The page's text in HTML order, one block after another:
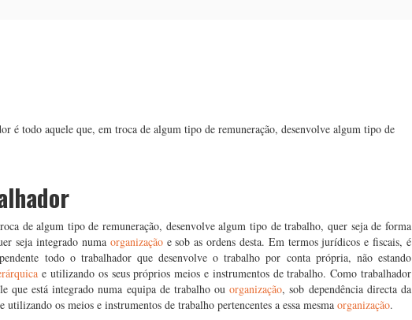
é todo aquele que, em troca de algum tipo de remuneração, desenvolve algum tipo de
de algum tipo de remuneração, desenvolve algum tipo de trabalho, quer seja de forma
seja integrado numa organizaçãoe sob as ordens desta. Em termos jurídicos e fiscais, é
todo o trabalhador que desenvolve o trabalho por conta própria, não estando
e utilizando os seus próprios meios e instrumentos de trabalho. Como trabalhador
que está integrado numa equipa de trabalho ouorganização, sob dependência directa da
e utilizando os meios e instrumentos de trabalho pertencentes a essa mesma organização.